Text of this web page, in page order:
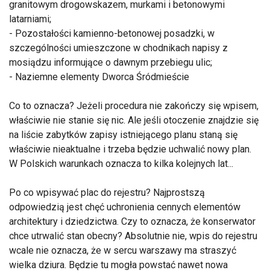
granitowym drogowskazem, murkami i betonowymi
latarniami;
- Pozostałości kamienno-betonowej posadzki, w
szczególności umieszczone w chodnikach napisy z
mosiądzu informujące o dawnym przebiegu ulic;
- Naziemne elementy Dworca Śródmieście
Co to oznacza? Jeżeli procedura nie zakończy się wpisem,
właściwie nie stanie się nic. Ale jeśli otoczenie znajdzie się
na liście zabytków zapisy istniejącego planu staną się
właściwie nieaktualne i trzeba będzie uchwalić nowy plan.
W Polskich warunkach oznacza to kilka kolejnych lat...
Po co wpisywać plac do rejestru? Najprostszą
odpowiedzią jest chęć uchronienia cennych elementów
architektury i dziedzictwa. Czy to oznacza, że konserwator
chce utrwalić stan obecny? Absolutnie nie, wpis do rejestru
wcale nie oznacza, że w sercu warszawy ma straszyć
wielka dziura. Będzie tu mogła powstać nawet nowa